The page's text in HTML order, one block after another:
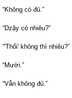
“Không có đủ.”
“Dzậy có nhiêu?”
“'Thổi' không thì nhiêu?”
“Mười.”
“Vẫn không đủ.”